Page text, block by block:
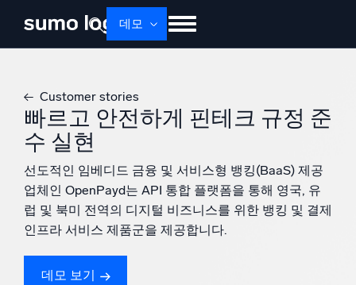
데모
회사 소개 로그인 Free trial 무료 체험
Dojo AI
멀티에이전트 AI 플랫폼
플랫폼
모니터링, 문제 해결, 자동화 및 방어
Customer stories
빠르고 안전하게 핀테크 규정 준
수 실현
선도적인 임베디드 금융 및 서비스형 뱅킹(BaaS) 제공
업체인 OpenPayd는 API 통합 플랫폼을 통해 영국, 유
럽 및 북미 전역의 디지털 비즈니스를 위한 뱅킹 및 결제
인프라 서비스 제품군을 제공합니다.
데모 보기